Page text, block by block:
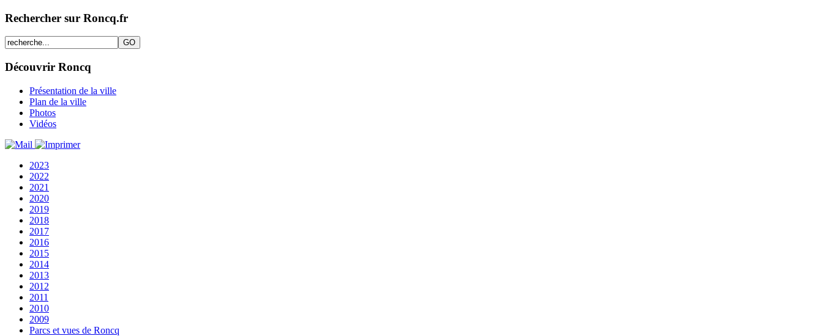
Rechercher sur Roncq.fr
Découvrir Roncq
Présentation de la ville
Plan de la ville
Photos
Vidéos
2023
2022
2021
2020
2019
2018
2017
2016
2015
2014
2013
2012
2011
2010
2009
Parcs et vues de Roncq